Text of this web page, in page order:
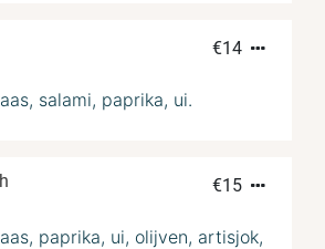
€14
salami, paprika, ui.
€15
paprika, ui, olijven, artisjok,